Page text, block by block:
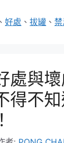
、好處 、拔罐 、
處與
得不